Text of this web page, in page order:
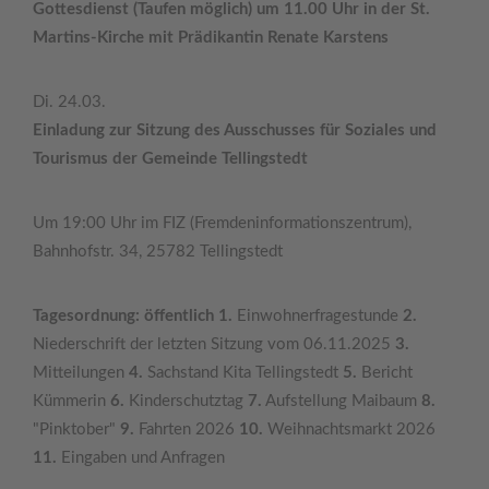
Gottesdienst (Taufen möglich) um 11.00 Uhr in der St.
Martins-Kirche mit Prädikantin Renate Karstens
Di. 24.03.
Einladung zur Sitzung des Ausschusses für Soziales und
Tourismus der Gemeinde Tellingstedt
Um 19:00 Uhr im FIZ (Fremdeninformationszentrum),
Bahnhofstr. 34, 25782 Tellingstedt
Tagesordnung: öffentlich 1. Einwohnerfragestunde 2.
Niederschrift der letzten Sitzung vom 06.11.2025 3.
Mitteilungen 4. Sachstand Kita Tellingstedt 5. Bericht
Kümmerin 6. Kinderschutztag 7. Aufstellung Maibaum 8.
"Pinktober" 9. Fahrten 2026 10. Weihnachtsmarkt 2026
11. Eingaben und Anfragen